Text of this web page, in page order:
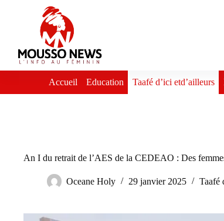
Accueil Education Taafé d’ici etd’ailleurs
An I du retrait de l’AES de la CEDEAO : Des
Oceane Holy 29 janvier 2025 Taafé